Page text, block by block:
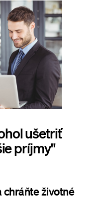
ušetriť
príjmy"
životné